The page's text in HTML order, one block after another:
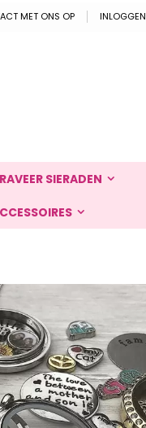
MET ONS OP INLOGGEN
SIERADEN